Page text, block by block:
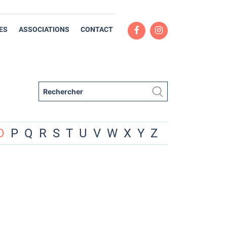
ASSOCIATIONS CONTACT
P Q R S T U V W X Y Z